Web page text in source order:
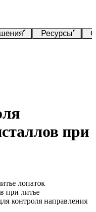
Ресурсы
при
лопаток
при литье
контроля направления